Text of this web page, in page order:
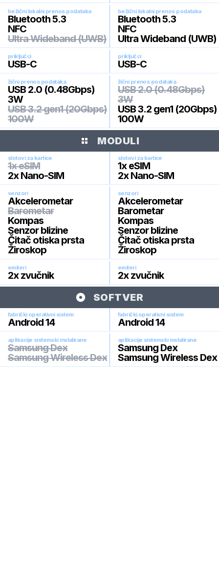
bežični lokalni prenos podataka
Bluetooth 5.3
NFC
Ultra Wideband (UWB)
bežični lokalni prenos podataka
Bluetooth 5.3
NFC
Ultra Wideband (UWB)
priključci
USB-C
priključci
USB-C
žični prenos podataka
USB 2.0 (0.48Gbps)
3W
USB 3.2 gen1 (20Gbps)
100W
žični prenos podataka
USB 2.0 (0.48Gbps)
3W
USB 3.2 gen1 (20Gbps)
100W
MODULI
slotovi za kartice
1x eSIM
2x Nano-SIM
slotovi za kartice
1x eSIM
2x Nano-SIM
senzori
Akcelerometar
Barometar
Kompas
Senzor blizine
Čitač otiska prsta
Žiroskop
senzori
Akcelerometar
Barometar
Kompas
Senzor blizine
Čitač otiska prsta
Žiroskop
emiteri
2x zvučnik
emiteri
2x zvučnik
SOFTVER
fabrički operativni sistem
Android 14
fabrički operativni sistem
Android 14
aplikacije sistemski instalirane
Samsung Dex
Samsung Wireless Dex
aplikacije sistemski instalirane
Samsung Dex
Samsung Wireless Dex